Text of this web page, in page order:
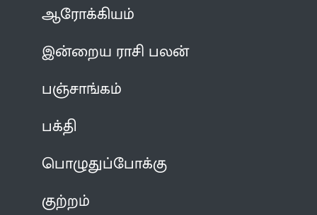
ஆரோக்கியம்
இன்றைய ராசி பலன்
பஞ்சாங்கம்
பக்தி
பொழுதுப்போக்கு
குற்றம்